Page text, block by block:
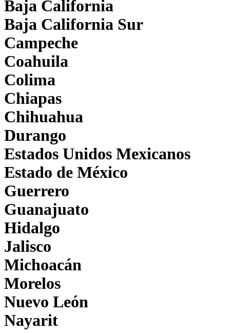
Baja California
Baja California Sur
Campeche
Coahuila
Colima
Chiapas
Chihuahua
Durango
Estados Unidos Mexicanos
Estado de México
Guerrero
Guanajuato
Hidalgo
Jalisco
Michoacán
Morelos
Nuevo León
Nayarit